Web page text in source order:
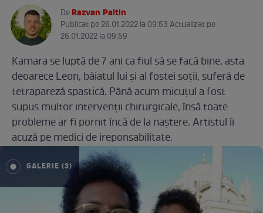
DeRazvan Paltin.
Publicat pe 26.01.2022 la 09:53 Actualizat pe
26.01.2022 la 09:59
Kamara se luptă de 7 ani ca fiul să se facă bine, asta
deoarece Leon, băiatul lui și al fostei soții, suferă de
tetrapareză spastică. Până acum micuțul a fost
supus multor intervenții chirurgicale, însă toate
probleme ar fi pornit încă de la naștere. Artistul îi
acuză pe medici de ireponsabilitate.
GALERIE (3)